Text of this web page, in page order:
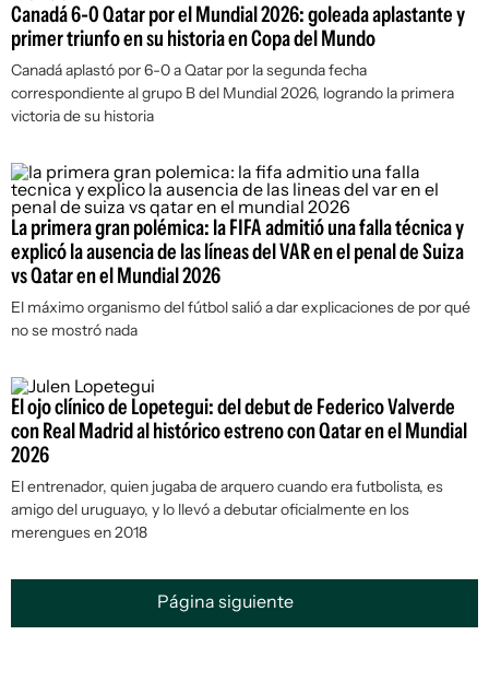
Canadá 6-0 Qatar por el Mundial 2026: goleada aplastante y
primer triunfo en su historia en Copa del Mundo
Canadá aplastó por 6-0 a Qatar por la segunda fecha
correspondiente al grupo B del Mundial 2026, logrando la primera
victoria de su historia
La primera gran polémica: la FIFA admitió una falla técnica y
explicó la ausencia de las líneas del VAR en el penal de Suiza
vs Qatar en el Mundial 2026
El máximo organismo del fútbol salió a dar explicaciones de por qué
no se mostró nada
El ojo clínico de Lopetegui: del debut de Federico Valverde
con Real Madrid al histórico estreno con Qatar en el Mundial
2026
El entrenador, quien jugaba de arquero cuando era futbolista, es
amigo del uruguayo, y lo llevó a debutar oficialmente en los
merengues en 2018
Página siguiente